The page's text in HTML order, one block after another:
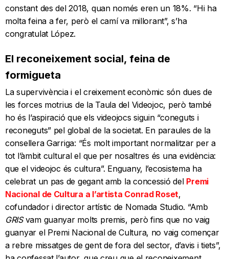
constant des del 2018, quan només eren un 18%. “Hi ha
molta feina a fer, però el camí va millorant”, s’ha
congratulat López.
El reconeixement social, feina de
formigueta
La supervivència i el creixement econòmic són dues de
les forces motrius de la Taula del Videojoc, però també
ho és l’aspiració que els videojocs siguin “coneguts i
reconeguts” pel global de la societat. En paraules de la
consellera Garriga: “És molt important normalitzar per a
tot l’àmbit cultural el que per nosaltres és una evidència:
que el videojoc és cultura”. Enguany, l’ecosistema ha
celebrat un pas de gegant amb la concessió del Premi
Nacional de Cultura a l’artista Conrad Roset,
cofundador i director artístic de Nomada Studio. “Amb
GRISvam guanyar molts premis, però fins que no vaig
guanyar el Premi Nacional de Cultura, no vaig començar
a rebre missatges de gent de fora del sector, d’avis i tiets”,